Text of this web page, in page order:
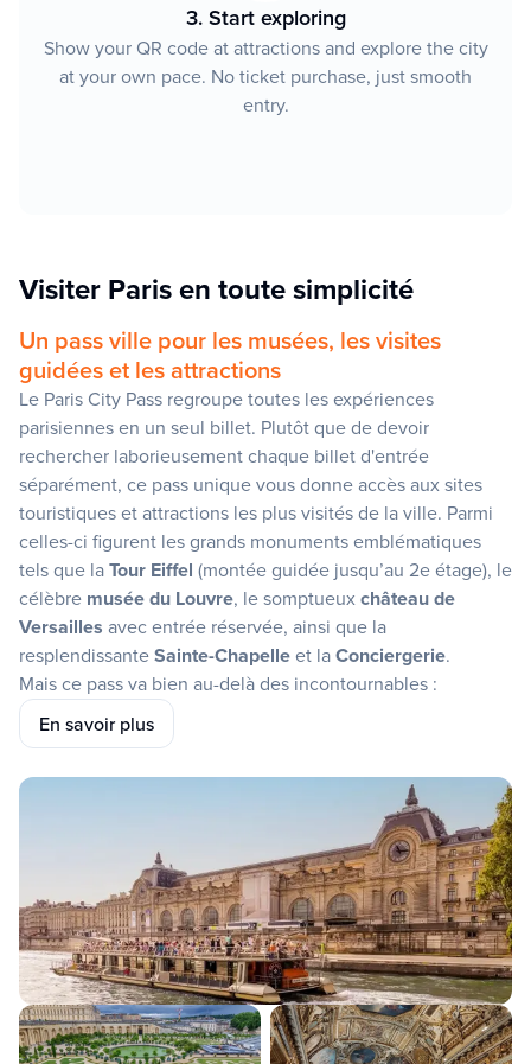
3. Start exploring
Show your QR code at attractions and explore the city
at your own pace. No ticket purchase, just smooth
entry.
Visiter Paris en toute simplicité
Un pass ville pour les musées, les visites
guidées et les attractions
Le Paris City Pass regroupe toutes les expériences
parisiennes en un seul billet. Plutôt que de devoir
rechercher laborieusement chaque billet d'entrée
séparément, ce pass unique vous donne accès aux sites
touristiques et attractions les plus visités de la ville. Parmi
celles-ci figurent les grands monuments emblématiques
tels que laTour Eiffel (montée guidée jusqu’au 2e étage), le
célèbre musée du Louvre, le somptueuxchâteau de
Versailles avec entrée réservée, ainsi que la
resplendissanteSainte-Chapelleet laConciergerie.
Mais ce pass va bien au-delà des incontournables :
Survolez la ville à bord du
explorez le quartier des artistes
plongez-vous dans la culture viticole française lors d’une
. Les amateurs
d’architecture et d’art visiteront laFondation Louis Vuitton
avec une visite guidée exclusive, tandis que vous créerez
votre propre parfum lors de l’atelier de parfumerie
Fragonard. Grâce aucircuit en bus à arrêts libresflexible,
à lalocation de vélos, à unevisite guidée à vélodes sites
incontournables et à la visite libre du célèbre cimetière
Père-Lachaise, vous découvrirez Paris à votre guise – avec
accès coupe-file inclus.
En savoir plus